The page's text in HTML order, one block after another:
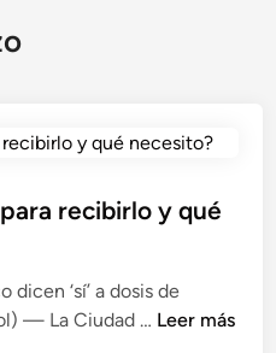
recibirlo y qué
‘sí’ a dosis de
— La Ciudad … ¿
Leer más